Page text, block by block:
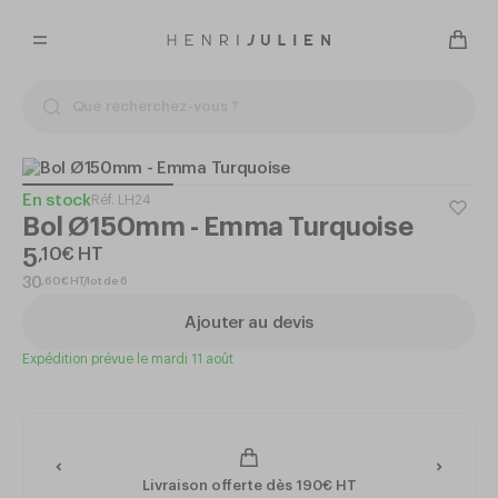
En stockRéf. LH24
Bol Ø150mm - Emma Turquoise
5,10€ HT
30 60€ HT/lot de 6
Ajouter au devis
Expédition prévue le mardi 11 août
Livraison offerte dès 190€ HT